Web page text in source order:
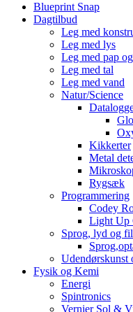
Blueprint Snap
Dagtilbud
Leg med
Leg med lys
Leg med pap
Leg med tal
Leg med vand
Natur/Science
Kikkerter
Metal
Rygsæk
Programmering
Codey
Light Up
Sprog, lyd og
Udendørskunst
Fysik og Kemi
Energi
Spintronics
Vernier Sol &